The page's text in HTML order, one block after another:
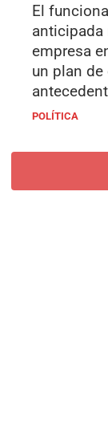
El
anticipada
empresa
un plan
POLÍTICA